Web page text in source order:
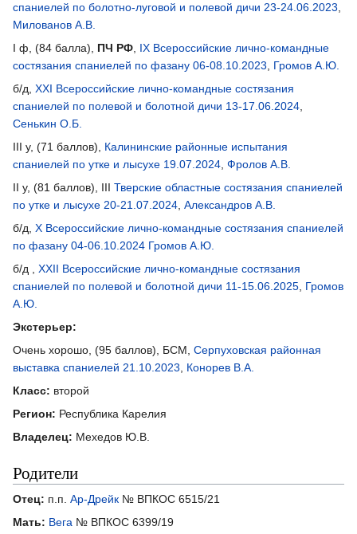
спаниелей по болотно-луговой и полевой дичи 23-24.06.2023,
Милованов А.В.
I ф, (84 балла), ПЧ РФ, IX Всероссийские лично-командные
состязания спаниелей по фазану 06-08.10.2023, Громов А.Ю.
б/д, XXI Всероссийские лично-командные состязания
спаниелей по полевой и болотной дичи 13-17.06.2024,
Сенькин О.Б.
III у, (71 баллов), Калининские районные испытания
спаниелей по утке и лысухе 19.07.2024, Фролов А.В.
II у, (81 баллов), III Тверские областные состязания спаниелей
по утке и лысухе 20-21.07.2024, Александров А.В.
б/д, X Всероссийские лично-командные состязания спаниелей
по фазану 04-06.10.2024 Громов А.Ю.
б/д , XXII Всероссийские лично-командные состязания
спаниелей по полевой и болотной дичи 11-15.06.2025, Громов
А.Ю.
Экстерьер:
Очень хорошо, (95 баллов), БСМ, Серпуховская районная
выставка спаниелей 21.10.2023, Конорев В.А.
Класс: второй
Регион: Республика Карелия
Владелец: Мехедов Ю.В.
Родители
Отец: п.п. Ар-Дрейк № ВПКОС 6515/21
Мать: Вега № ВПКОС 6399/19